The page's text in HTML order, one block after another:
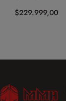
$229.999,00